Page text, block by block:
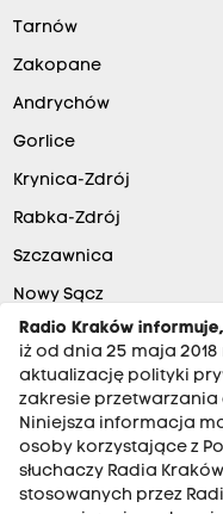
Tarnów
Zakopane
Andrychów
Gorlice
Krynica-Zdrój
Rabka-Zdrój
Szczawnica
Nowy Sącz
Radio Kraków informuje,
iż od dnia 25 maja
aktualizację polityki
zakresie
Niniejsza informacja
osoby korzystające z
słuchaczy Radia
stosowanych przez